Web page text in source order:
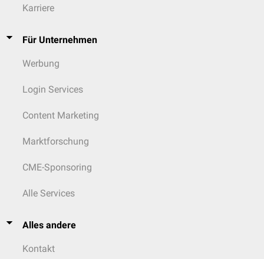
Karriere
Für Unternehmen
Werbung
Login Services
Content Marketing
Marktforschung
CME-Sponsoring
Alle Services
Alles andere
Kontakt